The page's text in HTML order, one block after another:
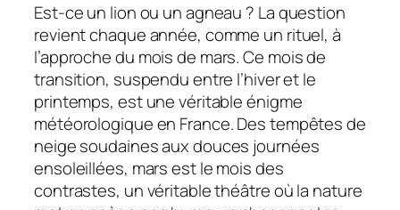
Est-ce un lion ou un agneau ? La question
revient chaque année, comme un rituel, à
l’approche du mois de mars. Ce mois de
transition, suspendu entre l’hiver et le
printemps, est une véritable énigme
météorologique en France. Des tempêtes de
neige soudaines aux douces journées
ensoleillées, mars est le mois des
contrastes, un véritable théâtre où la nature